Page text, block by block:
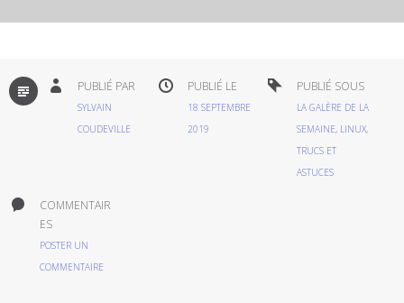
PAR
DÉFAUT
PUBLIÉ PAR
SYLVAIN
COUDEVILLE
PUBLIÉ LE
18 SEPTEMBRE
2019
PUBLIÉ SOUS
LA GALÈRE DE LA
SEMAINE, LINUX,
TRUCS ET
ASTUCES
COMMENTAIR
ES
POSTER UN
COMMENTAIRE